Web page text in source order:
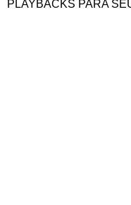
PLAYBACKS PARA